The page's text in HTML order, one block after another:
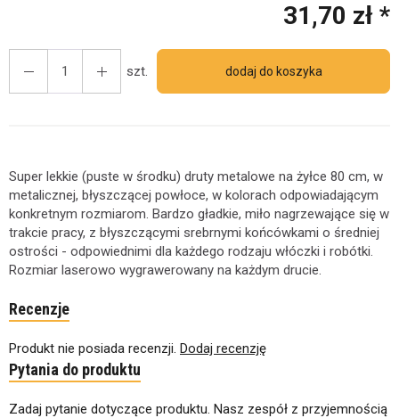
31,70 zł *
szt. dodaj do koszyka
Super lekkie (puste w środku) druty metalowe na żyłce 80 cm, w
metalicznej, błyszczącej powłoce, w kolorach odpowiadającym
konkretnym rozmiarom. Bardzo gładkie, miło nagrzewające się w
trakcie pracy, z błyszczącymi srebrnymi końcówkami o średniej
ostrości - odpowiednimi dla każdego rodzaju włóczki i robótki.
Rozmiar laserowo wygrawerowany na każdym drucie.
Recenzje
Produkt nie posiada recenzji. Dodaj recenzję
Pytania do produktu
Zadaj pytanie dotyczące produktu. Nasz zespół z przyjemnością